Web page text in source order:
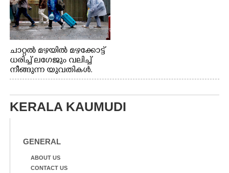
ചാറ്റൽ മഴയിൽ മഴക്കോട്ട്
ധരിച്ച് ലഗേജും വലിച്ച്
നീങ്ങുന്ന യുവതികൾ.
എറണാകുളം മേനകയിൽ
KERALA KAUMUDI
GENERAL
ABOUT US
CONTACT US